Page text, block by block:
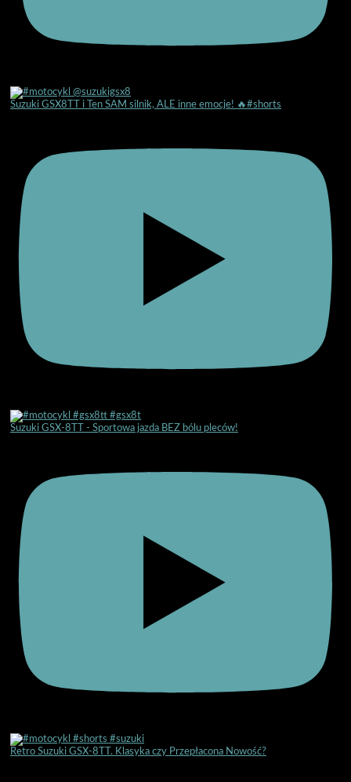
Suzuki GSX8TT i Ten SAM silnik, ALE inne emocje! 🔥#shorts
Suzuki GSX-8TT - Sportowa jazda BEZ bólu pleców!
Retro Suzuki GSX-8TT. Klasyka czy Przepłacona Nowość?